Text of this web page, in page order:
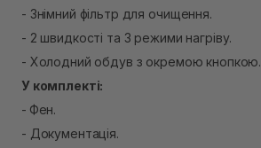
- Знімний фільтр для очищення.
- 2 швидкості та 3 режими нагріву.
- Холодний обдув з окремою кнопкою.
У комплекті:
- Фен.
- Документація.